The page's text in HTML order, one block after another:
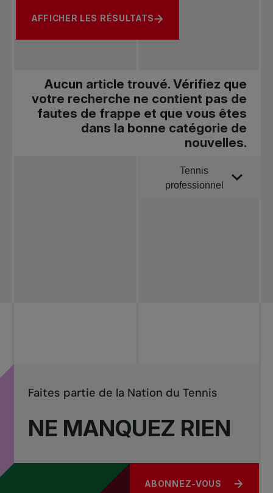
AFFICHER LES RÉSULTATS
Aucun article trouvé. Vérifiez que
votre recherche ne contient pas de
fautes de frappe et que vous êtes
dans la bonne catégorie de
nouvelles.
Tennis
professionnel
NE MANQUEZ RIEN
Faites partie de la Nation du Tennis
ABONNEZ-VOUS